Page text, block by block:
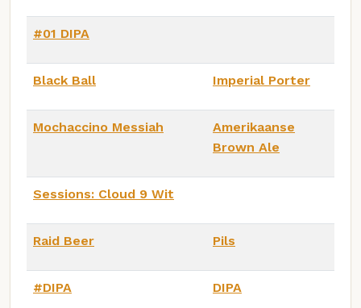
#01 DIPA
Black Ball Imperial Porter
Mochaccino Messiah
Amerikaanse
Brown Ale
Sessions: Cloud 9 Wit
Raid Beer Pils
#DIPA DIPA